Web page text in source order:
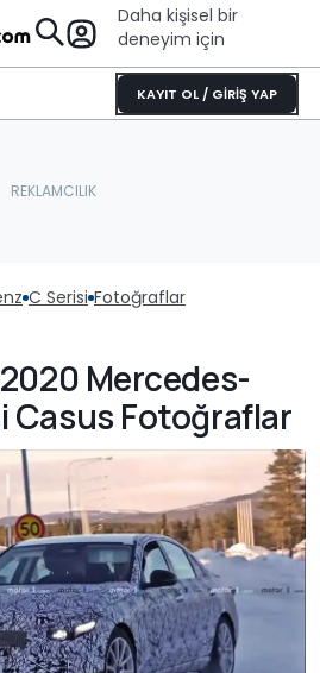
Daha kişisel bir
deneyim için
KAYIT OL / GİRİŞ YAP
C Serisi Fotoğraflar
Mercedes-
Casus Fotoğraflar